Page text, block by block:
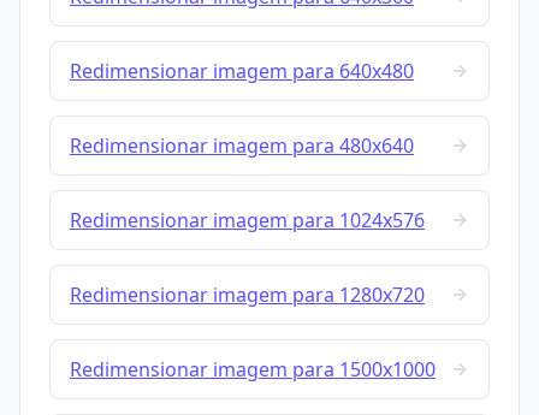
Redimensionar imagem para 640x480
Redimensionar imagem para 480x640
Redimensionar imagem para 1024x576
Redimensionar imagem para 1280x720
Redimensionar imagem para 1500x1000